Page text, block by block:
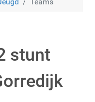
stunt